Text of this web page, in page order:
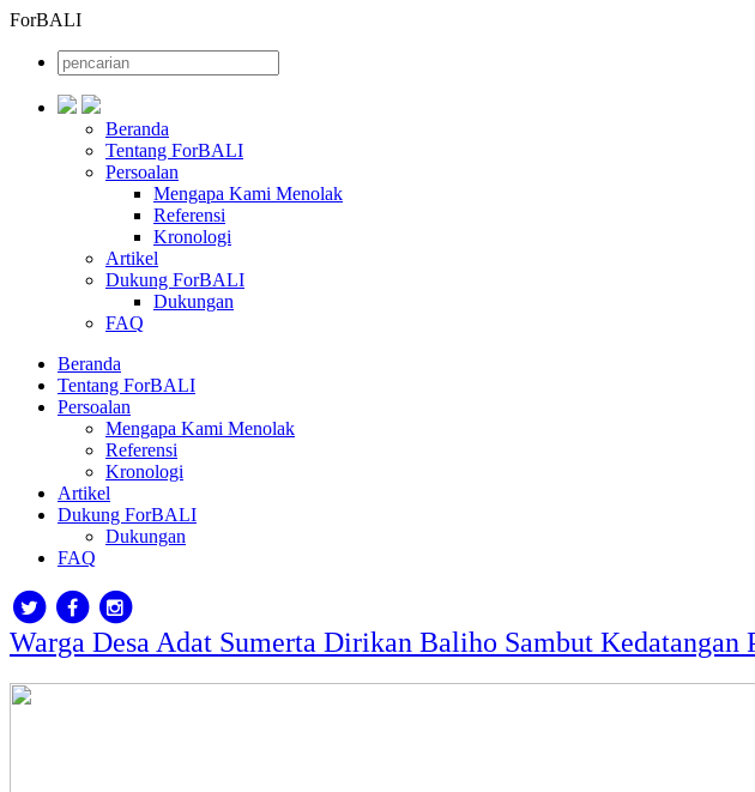
ForBALI
Beranda
Tentang ForBALI
Persoalan
Mengapa Kami Menolak
Referensi
Kronologi
Artikel
Dukung ForBALI
Dukungan
FAQ
Beranda
Tentang ForBALI
Persoalan
Mengapa Kami Menolak
Referensi
Kronologi
Artikel
Dukung ForBALI
Dukungan
FAQ
Warga Desa Adat Sumerta Dirikan Baliho Sambut Kedatangan